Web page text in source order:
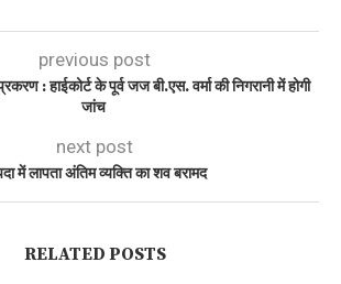
previous post
: हाईकोर्ट के पूर्व जज बी.एस. वर्मा की निगरानी में होगी
जांच
next post
में लापता अंतिम व्यक्ति का शव बरामद
RELATED POSTS